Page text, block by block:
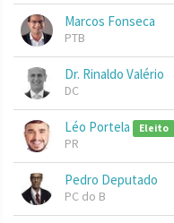
Marcos Fonseca
PTB
Dr. Rinaldo Valério
DC
Léo Portela Eleito
PR
Pedro Deputado
PC do B